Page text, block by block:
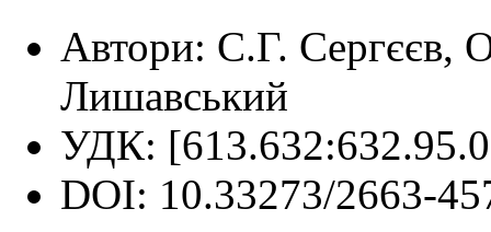
Автори: С.Г. Сергєєв,
Лишавський
УДК:
DOI: 10.33273/2663-